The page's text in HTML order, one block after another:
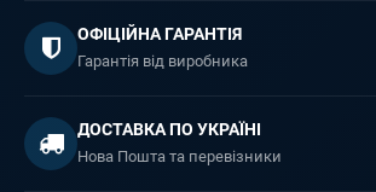
ОФІЦІЙНА ГАРАНТІЯ
Гарантія від виробника
ДОСТАВКА ПО УКРАЇНІ
Нова Пошта та перевізники